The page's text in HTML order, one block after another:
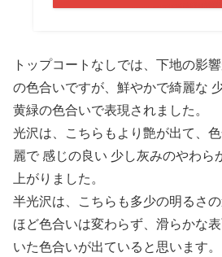
トップコートなしでは、下地の影
の色合いですが、鮮やかで綺麗な
黄緑の色合いで表現されました。
光沢は、こちらもより艶が出て、
麗で 感じの良い 少し灰みのやわら
上がりました。
半光沢は、こちらも多少の明るさ
ほど色合いは変わらず、滑らかな
いた色合いが出ていると思います。